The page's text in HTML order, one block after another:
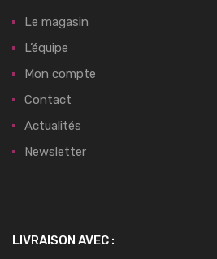
Le magasin
L’équipe
Mon compte
Contact
Actualités
Newsletter
LIVRAISON AVEC :